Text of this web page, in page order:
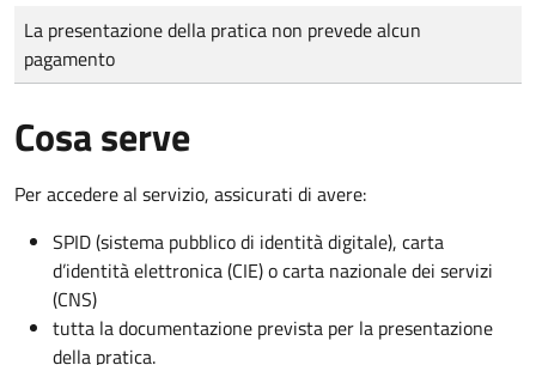
Tipo di pagamento
Importo
La presentazione della pratica non prevede alcun
pagamento
Cosa serve
Per accedere al servizio, assicurati di avere:
SPID (sistema pubblico di identità digitale), carta
d’identità elettronica (CIE) o carta nazionale dei servizi
(CNS)
tutta la documentazione prevista per la presentazione
della pratica.